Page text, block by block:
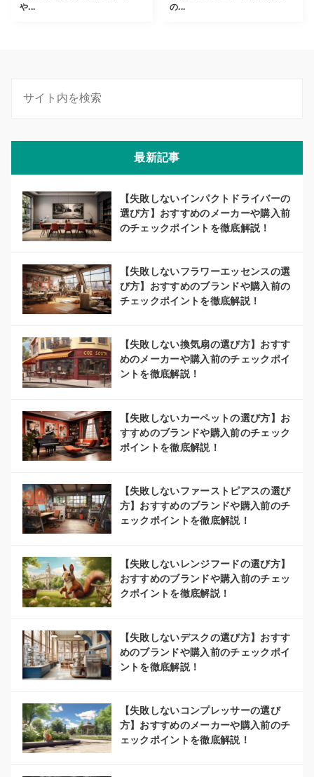
や...
の...
最新記事
【失敗しないインパクトドライバーの
選び方】おすすめのメーカーや購入前
のチェックポイントを徹底解説！
【失敗しないフラワーエッセンスの選
び方】おすすめのブランドや購入前の
チェックポイントを徹底解説！
【失敗しない換気扇の選び方】おすす
めのメーカーや購入前のチェックポイ
ントを徹底解説！
【失敗しないカーペットの選び方】お
すすめのブランドや購入前のチェック
ポイントを徹底解説！
【失敗しないファーストピアスの選び
方】おすすめのブランドや購入前のチ
ェックポイントを徹底解説！
【失敗しないレンジフードの選び方】
おすすめのブランドや購入前のチェッ
クポイントを徹底解説！
【失敗しないデスクの選び方】おすす
めのブランドや購入前のチェックポイ
ントを徹底解説！
【失敗しないコンプレッサーの選び
方】おすすめのメーカーや購入前のチ
ェックポイントを徹底解説！